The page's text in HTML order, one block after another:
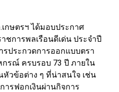
กษตรฯ ได้มอบประกาศ
ชการพลเรือนดีเด่น ประจำปี
รประกวดการออกแบบตรา
ณ์ ครบรอบ 73 ปี ภายใน
หัวข้อต่าง ๆ ที่น่าสนใจ เช่น
ารฟอกเงินผ่านกิจการ